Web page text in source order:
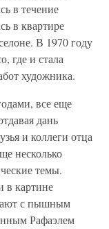
в течение
в квартире
В 1970 году
где и стала
художника.
все еще
дань
и коллеги отца
несколько
темы.
в картине
с пышным
Рафаэлем